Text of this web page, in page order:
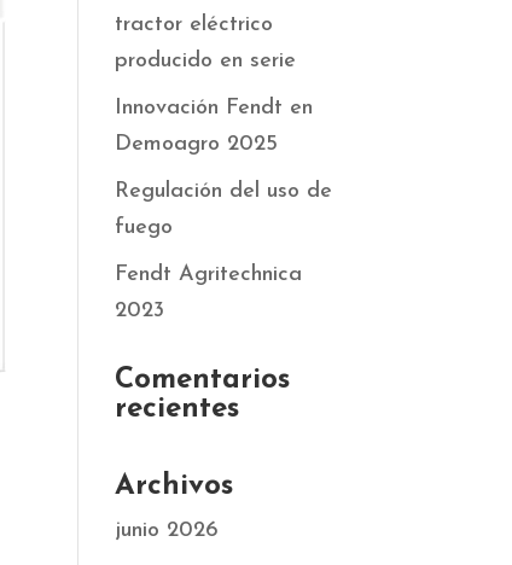
tractor eléctrico
producido en serie
Innovación Fendt en
Demoagro 2025
Regulación del uso de
fuego
Fendt Agritechnica
2023
Comentarios
recientes
Archivos
junio 2026